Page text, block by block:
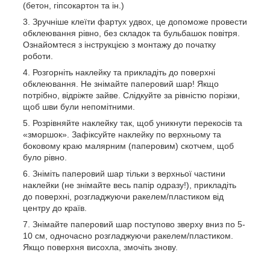
(бетон, гіпсокартон та ін.)
Зручніше клеїти фартух удвох, це допоможе провести
обклеювання рівно, без складок та бульбашок повітря.
Ознайомтеся з інструкцією з монтажу до початку
роботи.
Розгорніть наклейку та прикладіть до поверхні
обклеювання. Не знімайте паперовий шар! Якщо
потрібно, відріжте зайве. Слідкуйте за рівністю порізки,
щоб шви були непомітними.
Розрівняйте наклейку так, щоб уникнути перекосів та
«зморшок». Зафіксуйте наклейку по верхньому та
боковому краю малярним (паперовим) скотчем, щоб
було рівно.
Зніміть паперовий шар тільки з верхньої частини
наклейки (не знімайте весь папір одразу!), прикладіть
до поверхні, розгладжуючи ракелем/пластиком від
центру до країв.
Знімайте паперовий шар поступово зверху вниз по 5-
10 см, одночасно розгладжуючи ракелем/пластиком.
Якщо поверхня висохла, змочіть знову.